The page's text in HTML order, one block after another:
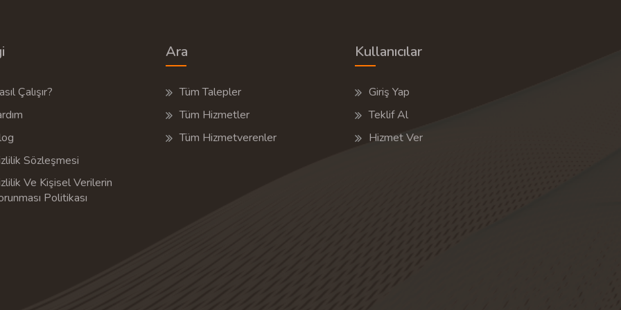
Çalışır?
Sözleşmesi
Ve Kişisel Verilerin
Politikası
Ara
Tüm Talepler
Tüm Hizmetler
Tüm Hizmetverenler
Kullanıcılar
Giriş Yap
Teklif Al
Hizmet Ver